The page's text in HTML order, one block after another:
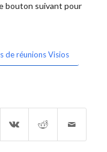
bouton suivant pour
de réunions Visios